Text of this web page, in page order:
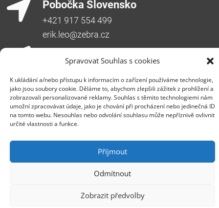
Spravovat Souhlas s cookies
K ukládání a/nebo přístupu k informacím o zařízení používáme technologie,
jako jsou soubory cookie. Děláme to, abychom zlepšili zážitek z prohlížení a
zobrazovali personalizované reklamy. Souhlas s těmito technologiemi nám
umožní zpracovávat údaje, jako je chování při procházení nebo jedinečná ID
na tomto webu. Nesouhlas nebo odvolání souhlasu může nepříznivě ovlivnit
určité vlastnosti a funkce.
Příjmout
Odmítnout
Zobrazit předvolby
Pobočka Slovensko
+421 917 554 499
erik.leo@zebra.cz
+385 99 3241 770 (HR) +381 61 6231 777
(SRB)
nebojsa.stankic@zebra.cz
Společnost ZEBRA SYSTEMS, s.r.o. je předním
distributorem s přidanou hodnotou (VAD) v segmentu
IT bezpečnosti, ochrany dat a business continuity v